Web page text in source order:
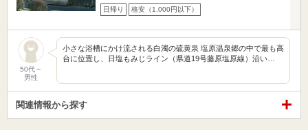
日帰り 格安（1,000円以下）
50代～
男性
小さな浴槽にかけ流される白濁の硫黄泉 塩原温泉郷の中で最も高
台に位置し、日塩もみじライン（県道19号藤原塩原線）沿い…
関連情報から探す